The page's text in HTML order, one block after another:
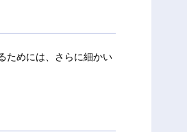
ためには、さらに細かい